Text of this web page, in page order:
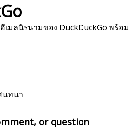
เมลนิรนามของ DuckDuckGo พร้อม
นทนา
or question